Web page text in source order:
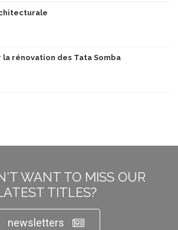
la rénovation des Tata Somba
WANT TO MISS OUR
TITLES?
newsletters